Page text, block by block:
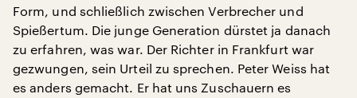
Form, und schließlich zwischen Verbrecher und
Spießertum. Die junge Generation dürstet ja danach
zu erfahren, was war. Der Richter in Frankfurt war
gezwungen, sein Urteil zu sprechen. Peter Weiss hat
es anders gemacht. Er hat uns Zuschauern es